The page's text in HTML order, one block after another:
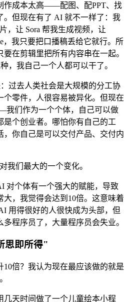
作成本太高——配图、配PPT、找
。但现在有了 AI 就不一样了：我
，让 Sora 帮我生成视频，让
，我只要把口播稿丢给它就行。所
在剪辑里把所有内容串在一起。
，我自己一个人都可以干了。
过去人类社会是大规模的分工协
个零件，人很容易被异化。但现在
们作为一个个体，自己可以做
是个创业者。哪怕你有自己的工
，你自己是可以交付产品、交付内
我们最大的一个变化。
对个体有一个强大的赋能，导致
，我觉得会达到10倍。这意味着
用得很好的人很快成为头部，但
程序员了，大量程序员会失业。
思即所得"
倍？我认为现在最应该做的就是
几天时间做了一个儿童绘本小程